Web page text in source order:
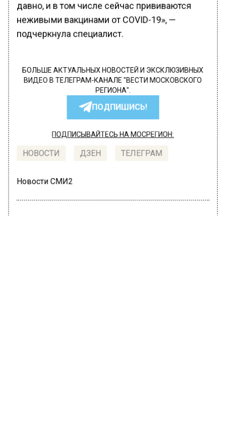
давно, и в том числе сейчас прививаются
неживыми вакцинами от COVID-19», —
подчеркнула специалист.
БОЛЬШЕ АКТУАЛЬНЫХ НОВОСТЕЙ И ЭКСКЛЮЗИВНЫХ
ВИДЕО В ТЕЛЕГРАМ-КАНАЛЕ "ВЕСТИ МОСКОВСКОГО
РЕГИОНА".
ПОДПИШИСЬ!
ПОДПИСЫВАЙТЕСЬ НА МОСРЕГИОН:
НОВОСТИ ДЗЕН ТЕЛЕГРАМ
Новости СМИ2